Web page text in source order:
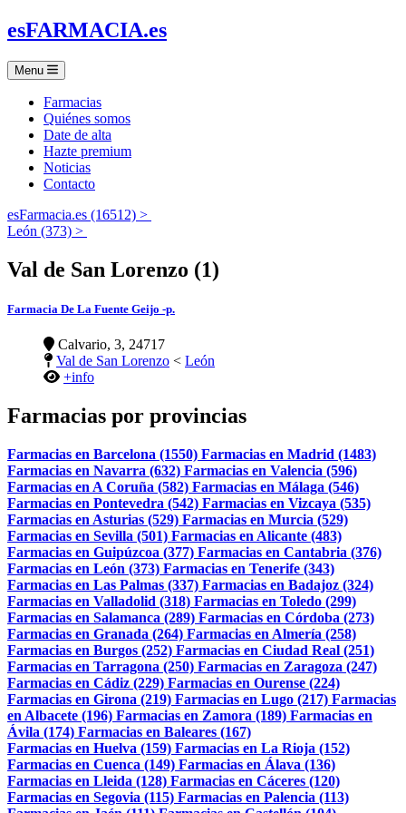
esFARMACIA.es
Menu
Farmacias
Quiénes somos
Date de alta
Hazte premium
Noticias
Contacto
esFarmacia.es (16512) >
León (373) >
Val de San Lorenzo (1)
Farmacia De La Fuente Geijo -p.
Calvario, 3, 24717
Val de San Lorenzo < León
+info
Farmacias por provincias
Farmacias en Barcelona (1550) Farmacias en Madrid (1483)
Farmacias en Navarra (632) Farmacias en Valencia (596)
Farmacias en A Coruña (582) Farmacias en Málaga (546)
Farmacias en Pontevedra (542) Farmacias en Vizcaya (535)
Farmacias en Asturias (529) Farmacias en Murcia (529)
Farmacias en Sevilla (501) Farmacias en Alicante (483)
Farmacias en Guipúzcoa (377) Farmacias en Cantabria (376)
Farmacias en León (373) Farmacias en Tenerife (343)
Farmacias en Las Palmas (337) Farmacias en Badajoz (324)
Farmacias en Valladolid (318) Farmacias en Toledo (299)
Farmacias en Salamanca (289) Farmacias en Córdoba (273)
Farmacias en Granada (264) Farmacias en Almería (258)
Farmacias en Burgos (252) Farmacias en Ciudad Real (251)
Farmacias en Tarragona (250) Farmacias en Zaragoza (247)
Farmacias en Cádiz (229) Farmacias en Ourense (224)
Farmacias en Girona (219) Farmacias en Lugo (217) Farmacias
en Albacete (196) Farmacias en Zamora (189) Farmacias en
Ávila (174) Farmacias en Baleares (167)
Farmacias en Huelva (159) Farmacias en La Rioja (152)
Farmacias en Cuenca (149) Farmacias en Álava (136)
Farmacias en Lleida (128) Farmacias en Cáceres (120)
Farmacias en Segovia (115) Farmacias en Palencia (113)